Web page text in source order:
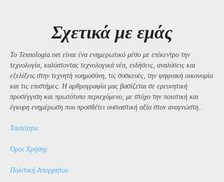
Σχετικά με εμάς
Το Texnologia.net είναι ένα ενημερωτικό μέσο με επίκεντρο την
τεχνολογία, καλύπτοντας τεχνολογικά νέα, ειδήσεις, αναλύσεις και
εξελίξεις στην τεχνητή νοημοσύνη, τις συσκευές, την ψηφιακή οικονομία
και τις επιστήμες. Η αρθρογραφία μας βασίζεται σε ερευνητική
προσέγγιση και πρωτότυπο περιεχόμενο, με στόχο την ποιοτική και
έγκυρη ενημέρωση που προσθέτει ουσιαστική αξία στον αναγνώστη..
Ταυτότητα
Όροι Χρήσης
Πολιτική Απορρήτου